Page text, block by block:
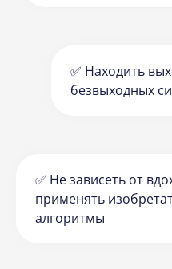
✅ Находить
безвыходных
✅ Не зависеть от
применять
алгоритмы